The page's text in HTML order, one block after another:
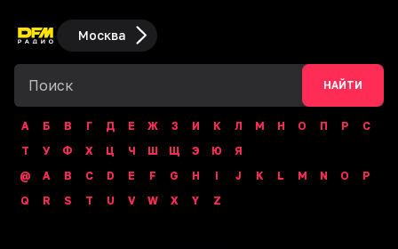
Москва
НАЙТИ
А Б В Г Д Е Ж З И К Л М Н О П Р
С
Т
У Ф Х Ц Ч Ш Щ Э Ю
Я
@
A B C D E F G H I J K L M N O
P
Q
R S T U V W X Y Z